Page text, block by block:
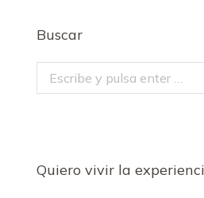
Buscar
Buscar:
Quiero vivir la